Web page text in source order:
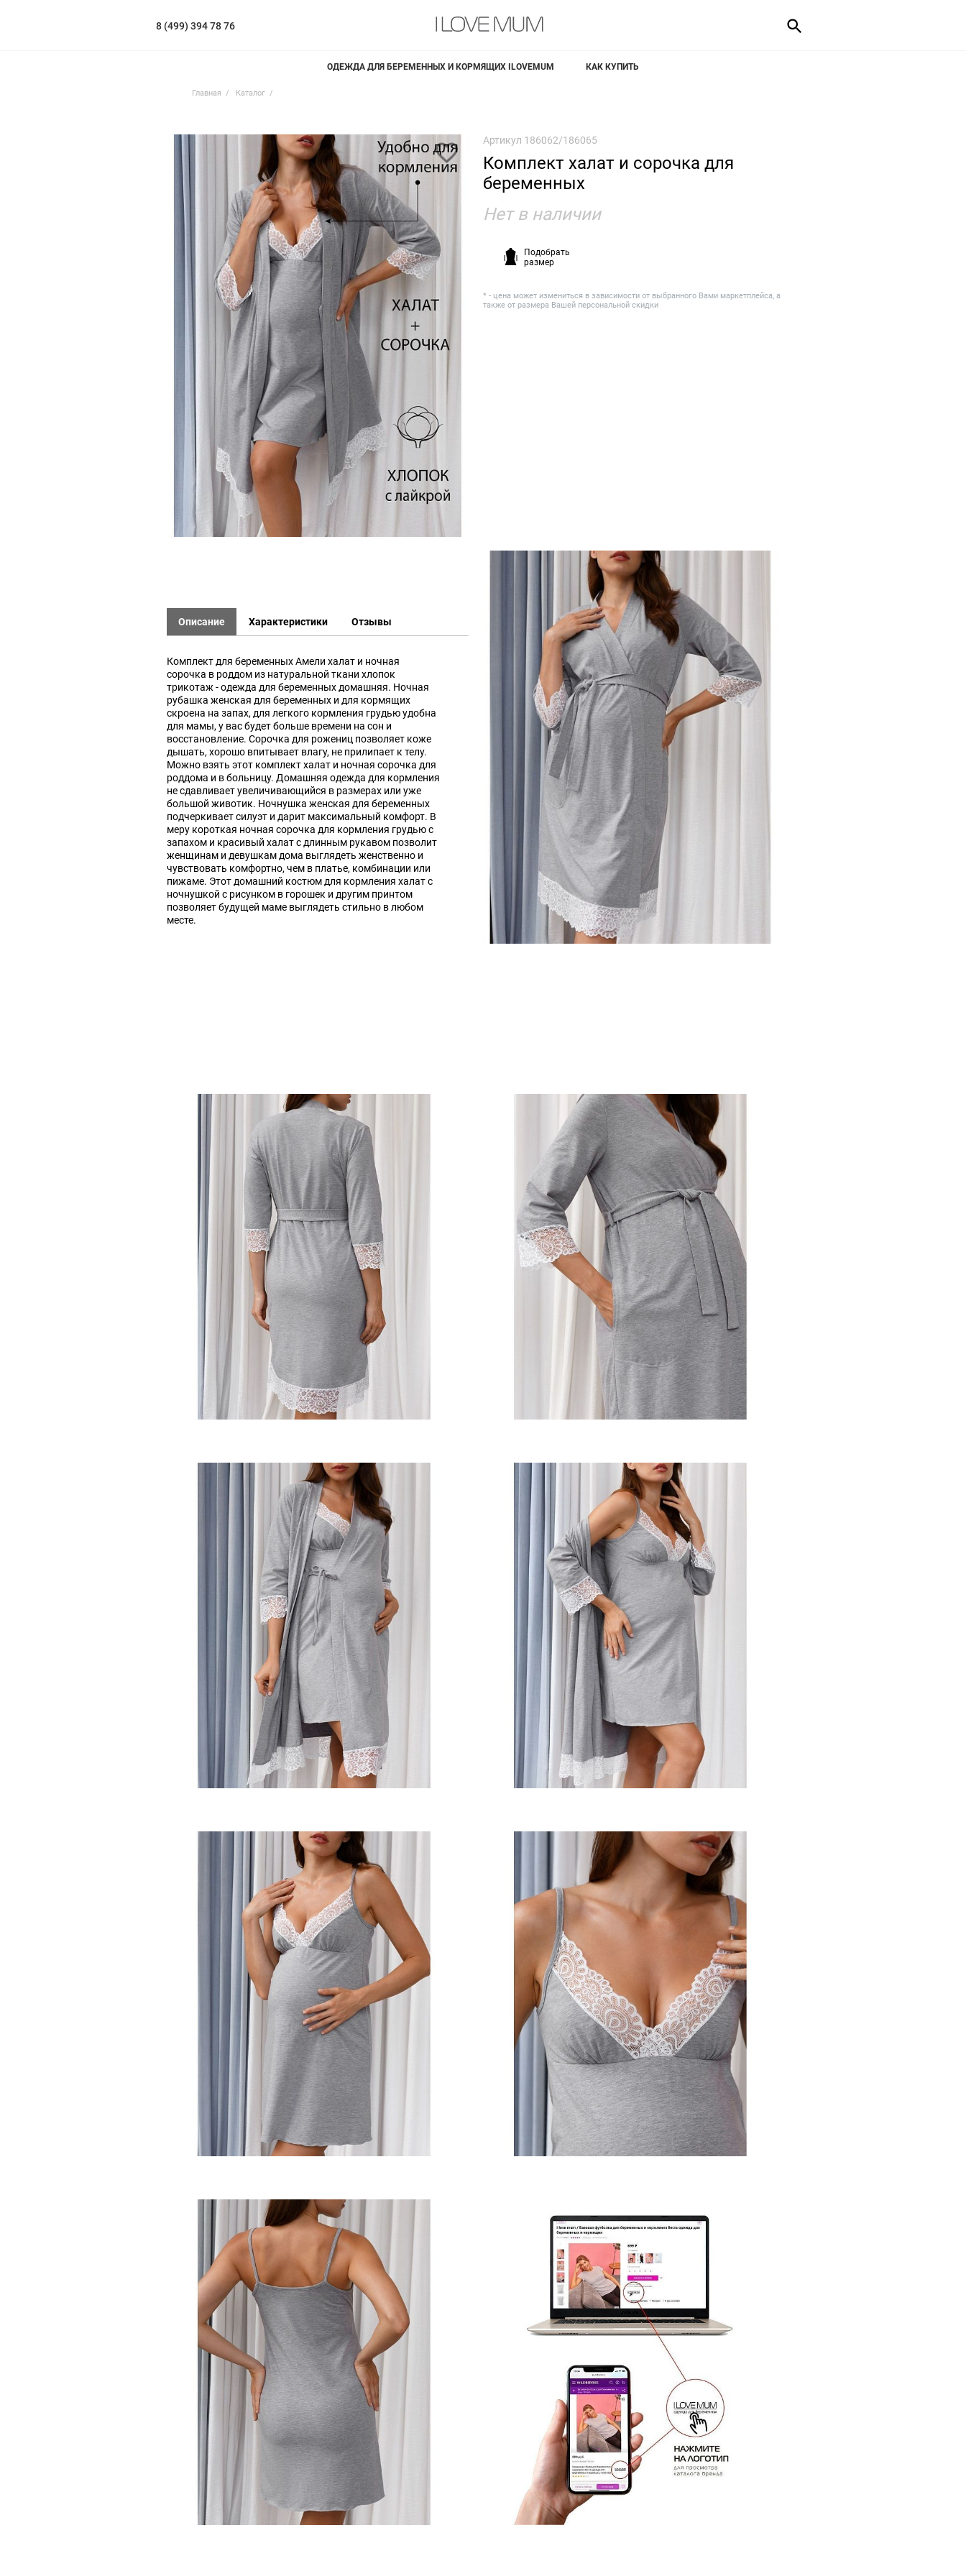
8 (499) 394 78 76
ОДЕЖДА ДЛЯ БЕРЕМЕННЫХ И КОРМЯЩИХ ILOVEMUM КАК КУПИТЬ
Главная Каталог
Артикул 186062/186065
Комплект халат и сорочка для
беременных
Нет в наличии
Подобрать
размер
* - цена может измениться в зависимости от выбранного Вами маркетплейса, а
также от размера Вашей персональной скидки
Описание Характеристики Отзывы
Комплект для беременных Амели халат и ночная
сорочка в роддом из натуральной ткани хлопок
трикотаж - одежда для беременных домашняя. Ночная
рубашка женская для беременных и для кормящих
скроена на запах, для легкого кормления грудью удобна
для мамы, у вас будет больше времени на сон и
восстановление. Сорочка для рожениц позволяет коже
дышать, хорошо впитывает влагу, не прилипает к телу.
Можно взять этот комплект халат и ночная сорочка для
роддома и в больницу. Домашняя одежда для кормления
не сдавливает увеличивающийся в размерах или уже
большой животик. Ночнушка женская для беременных
подчеркивает силуэт и дарит максимальный комфорт. В
меру короткая ночная сорочка для кормления грудью с
запахом и красивый халат с длинным рукавом позволит
женщинам и девушкам дома выглядеть женственно и
чувствовать комфортно, чем в платье, комбинации или
пижаме. Этот домашний костюм для кормления халат с
ночнушкой с рисунком в горошек и другим принтом
позволяет будущей маме выглядеть стильно в любом
месте.